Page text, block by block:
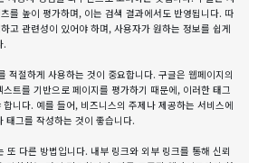
를 높이 평가하며, 이는 검색 결과에서도 반영됩니다. 따
고 관련성이 있어야 하며, 사용자가 원하는 정보를 쉽게
.
적절하게 사용하는 것이 중요합니다. 구글은 웹페이지의
트를 기반으로 페이지를 평가하기 때문에, 이러한 태그
니다. 예를 들어, 비즈니스의 주제나 제공하는 서비스에
태그를 작성하는 것이 좋습니다.
또 다른 방법입니다. 내부 링크와 외부 링크를 통해 신뢰